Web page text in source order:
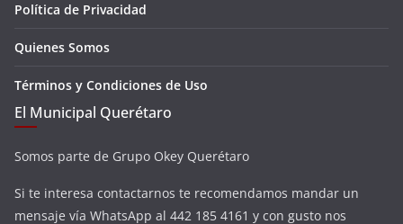
Política de Privacidad
Quienes Somos
Términos y Condiciones de Uso
El Municipal Querétaro
Somos parte de Grupo Okey Querétaro
Si te interesa contactarnos te recomendamos mandar un
mensaje vía WhatsApp al 442 185 4161 y con gusto nos